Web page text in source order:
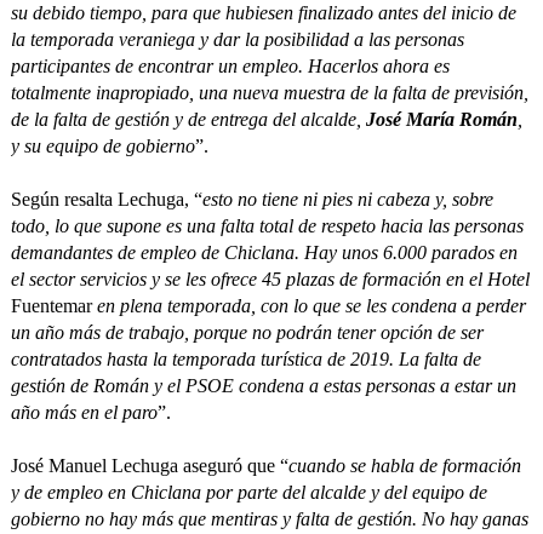
su debido tiempo, para que hubiesen finalizado antes del inicio de
la temporada veraniega y dar la posibilidad a las personas
participantes de encontrar un empleo. Hacerlos ahora es
totalmente inapropiado, una nueva muestra de la falta de previsión,
de la falta de gestión y de entrega del alcalde, José María Román
y su equipo de gobierno”.
Según resalta Lechuga, “esto no tiene ni pies ni cabeza y, sobre
todo, lo que supone es una falta total de respeto hacia las personas
demandantes de empleo de Chiclana. Hay unos 6.000 parados en
el sector servicios y se les ofrece 45 plazas de formación en el Hotel
Fuentemaren plena temporada, con lo que se les condena a perder
un año más de trabajo, porque no podrán tener opción de ser
contratados hasta la temporada turística de 2019. La falta de
gestión de Román y el PSOE condena a estas personas a estar un
año más en el paro”.
José Manuel Lechuga aseguró que “cuando se habla de formación
y de empleo en Chiclana por parte del alcalde y del equipo de
gobierno no hay más que mentiras y falta de gestión. No hay ganas